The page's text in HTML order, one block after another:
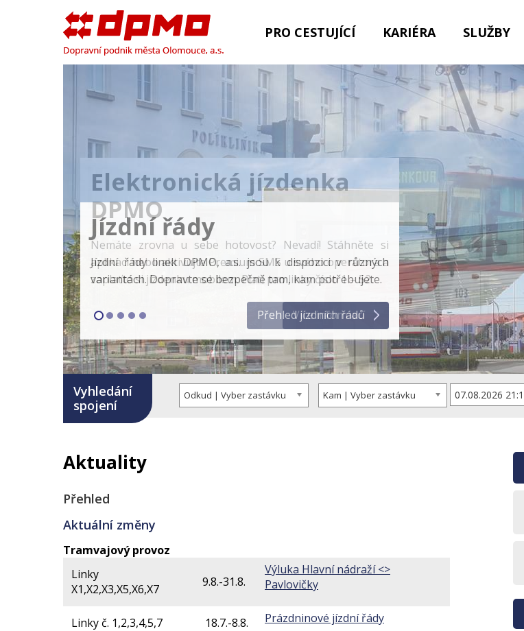
PRO CESTUJÍCÍ KARIÉRA SLUŽBY
Elektronická jízdenka
DPMO
Nemáte zrovna u sebe hotovost? Nevadí! Stáhněte si
aplikaci nebo aktivujte Premium SMS u svého operátora a
zaplaťte si jízdenku mobilem. Platí pro linky číslo 1 – 52.
Více informací
Vyhledání
spojení
Odkud | Vyber zastávku Kam | Vyber zastávku
Aktuality
Přehled
Aktuální změny
Tramvajový provoz
Linky
X1,X2,X3,X5,X6,X7
9.8.-31.8.
Výluka Hlavní nádraží <>
Pavlovičky
Linky č. 1,2,3,4,5,7 18.7.-8.8. Prázdninové jízdní řády